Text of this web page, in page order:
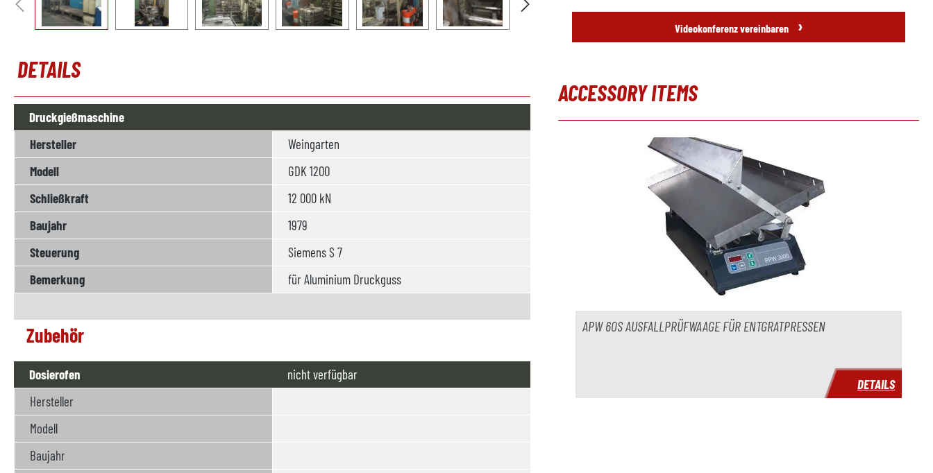
DETAILS
Druckgießmaschine
Hersteller
Weingarten
Modell
GDK 1200
Schließkraft
12 000 kN
Baujahr
1979
Steuerung
Siemens S 7
Bemerkung
für Aluminium Druckguss
Zubehör
Dosierofen
nicht verfügbar
Hersteller
Modell
Baujahr
Videokonferenz vereinbaren ›
ACCESSORY ITEMS
APW 60S AUSFALLPRÜFWAAGE FÜR ENTGRATPRESSEN
DETAILS